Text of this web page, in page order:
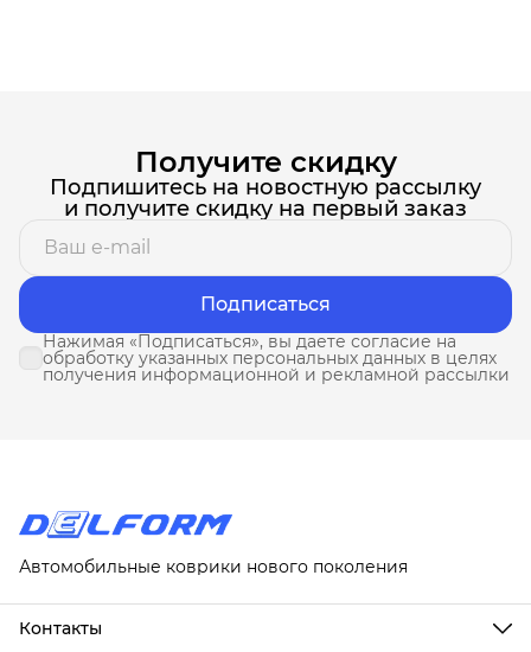
Получите скидку
Подпишитесь на новостную рассылку
и получите скидку на первый заказ
Подписаться
Нажимая «Подписаться», вы даете согласие на
обработку указанных персональных данных в целях
получения информационной и рекламной рассылки
Автомобильные коврики нового поколения
Контакты